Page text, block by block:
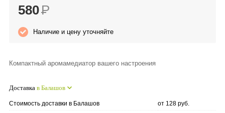
Anny Rey
Intilia
Happy Dew
Enjoy Care
580Р
Наличие и цену уточняйте
Компактный аромамедиатор вашего настроения
Доставка в Балашов
Стоимость доставки в Балашов
от 128 руб.